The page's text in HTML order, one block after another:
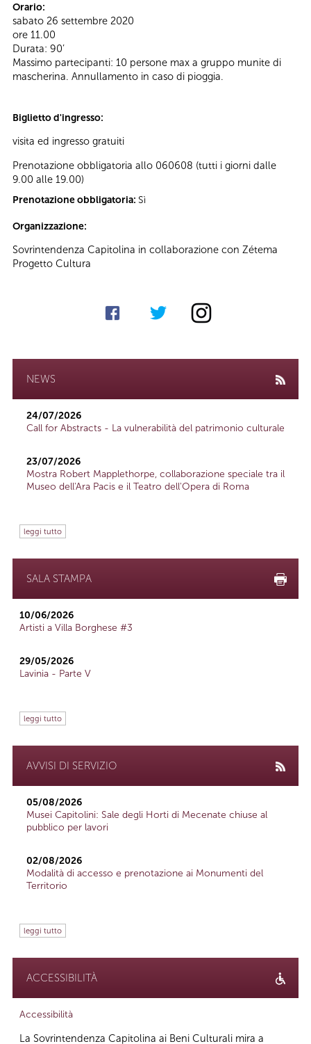
Orario:
sabato 26 settembre 2020
ore 11.00
Durata: 90’
Massimo partecipanti: 10 persone max a gruppo munite di
mascherina. Annullamento in caso di pioggia.
Biglietto d'ingresso:
visita ed ingresso gratuiti
Prenotazione obbligatoria allo 060608 (tutti i giorni dalle
9.00 alle 19.00)
Prenotazione obbligatoria: Sì
Organizzazione:
Sovrintendenza Capitolina in collaborazione con Zétema
Progetto Cultura
NEWS
24/07/2026
Call for Abstracts - La vulnerabilità del patrimonio culturale
23/07/2026
Mostra Robert Mapplethorpe, collaborazione speciale tra il
Museo dell'Ara Pacis e il Teatro dell'Opera di Roma
leggi tutto
SALA STAMPA
10/06/2026
Artisti a Villa Borghese #3
29/05/2026
Lavinia - Parte V
leggi tutto
AVVISI DI SERVIZIO
05/08/2026
Musei Capitolini: Sale degli Horti di Mecenate chiuse al
pubblico per lavori
02/08/2026
Modalità di accesso e prenotazione ai Monumenti del
Territorio
leggi tutto
ACCESSIBILITÀ
Accessibilità
La Sovrintendenza Capitolina ai Beni Culturali mira a